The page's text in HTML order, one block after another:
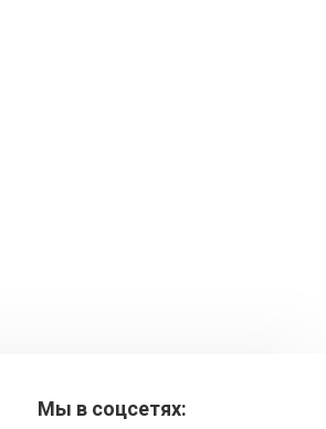
Мы в соцсетях: